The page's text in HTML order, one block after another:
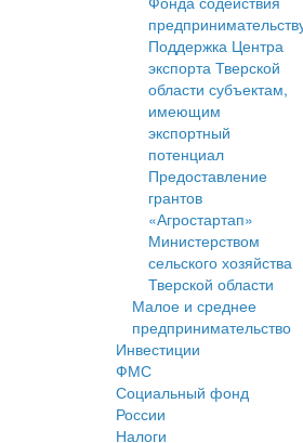
Поддержка Центра
экспорта Тверской
области субъектам,
имеющим
экспортный
потенциал
Предоставление
грантов
«Агростартап»
Министерством
сельского хозяйства
Тверской области
Малое и среднее
предпринимательство
Инвестиции
ФМС
Социальный фонд
России
Налоги